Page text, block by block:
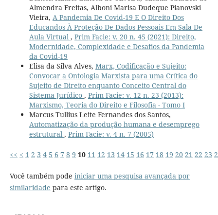
Almendra Freitas, Alboni Marisa Dudeque Pianovski
Vieira, A Pandemia De Covid-19 E O Direito Dos
Educandos À Proteção De Dados Pessoais Em Sala De
Aula Virtual , Prim Facie: v. 20 n. 45 (2021): Direito,
Modernidade, Complexidade e Desafios da Pandemia
da Covid-19
Elisa da Silva Alves, Marx, Codificação e Sujeito:
Convocar a Ontologia Marxista para uma Crítica do
Sujeito de Direito enquanto Conceito Central do
Sistema Jurídico , Prim Facie: v. 12 n. 23 (2013):
Marxismo, Teoria do Direito e Filosofia - Tomo I
Marcus Tullius Leite Fernandes dos Santos,
Automatização da produção humana e desemprego
estrutural , Prim Facie: v. 4 n. 7 (2005)
<< < 1 2 3 4 5 6 7 8 9 10 11 12 13 14 15 16 17 18 19 20 21 22 23
Você também pode iniciar uma pesquisa avançada por
similaridade para este artigo.